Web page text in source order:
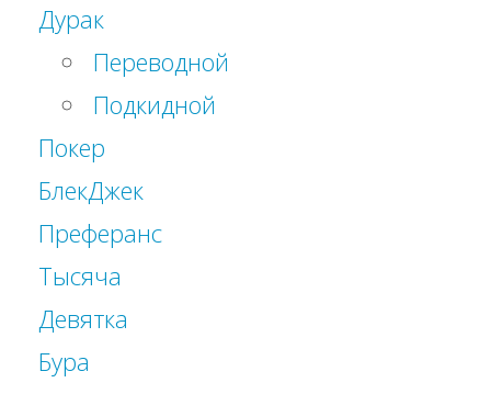
Дурак
Переводной
Подкидной
Покер
БлекДжек
Преферанс
Тысяча
Девятка
Бура